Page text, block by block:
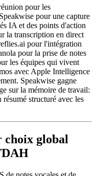
pour les
pour une capture
IA et des points d'action
la transcription en direct
pour l'intégration
pour la prise de notes
les équipes qui vivent
avec Apple Intelligence
Speakwise gagne
sur la mémoire de travail:
structuré avec les
global